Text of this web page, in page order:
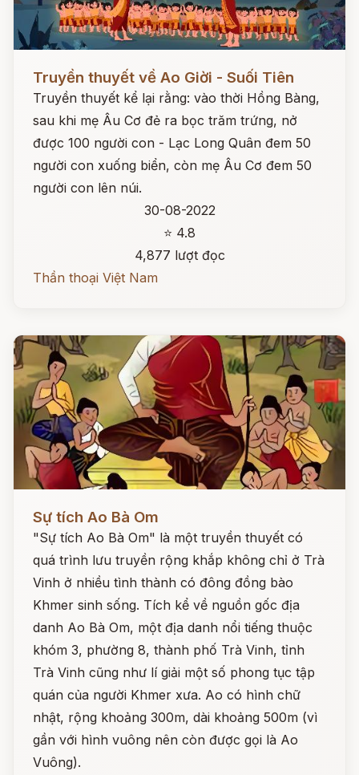
Đọc ngay
Truyền thuyết về Ao Giời - Suối Tiên
Truyền thuyết kể lại rằng: vào thời Hồng Bàng,
sau khi mẹ Âu Cơ đẻ ra bọc trăm trứng, nở
được 100 người con - Lạc Long Quân đem 50
người con xuống biển, còn mẹ Âu Cơ đem 50
người con lên núi.
30-08-2022
⭐ 4.8
4,877 lượt đọc
Thần thoại Việt Nam
Sự tích Ao Bà Om
"Sự tích Ao Bà Om" là một truyền thuyết có
quá trình lưu truyền rộng khắp không chỉ ở Trà
Vinh ở nhiều tình thành có đông đồng bào
Khmer sinh sống. Tích kể về nguồn gốc địa
danh Ao Bà Om, một địa danh nổi tiếng thuộc
khóm 3, phường 8, thành phố Trà Vinh, tỉnh
Trà Vinh cũng như lí giải một số phong tục tập
quán của người Khmer xưa. Ao có hình chữ
nhật, rộng khoảng 300m, dài khoảng 500m (vì
gần với hình vuông nên còn được gọi là Ao
Vuông).